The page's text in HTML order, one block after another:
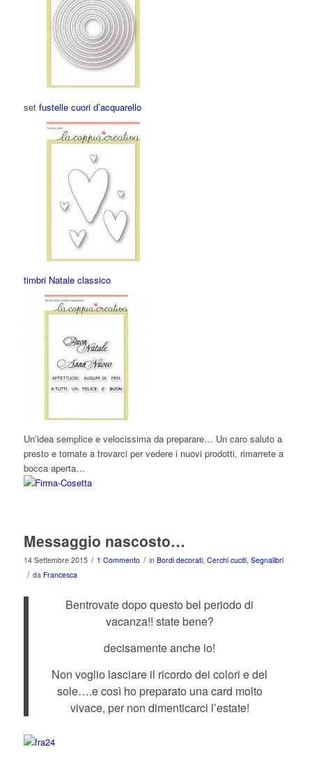
set fustelle cuori d’acquarello
timbri Natale classico
Un’idea semplice e velocissima da preparare… Un caro saluto a
presto e tornate a trovarci per vedere i nuovi prodotti, rimarrete a
bocca aperta…
Messaggio nascosto…
14 Settembre 2015 / 1 Commento / in Bordi decorati, Cerchi cuciti, Segnalibri
/ da Francesca
Bentrovate dopo questo bel periodo di
vacanza!! state bene?
decisamente anche io!
Non voglio lasciare il ricordo dei colori e del
sole….e così ho preparato una card molto
vivace, per non dimenticarci l’estate!